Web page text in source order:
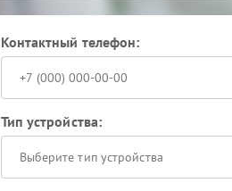
Контактный телефон:
Тип устройства:
Выберите тип устройства